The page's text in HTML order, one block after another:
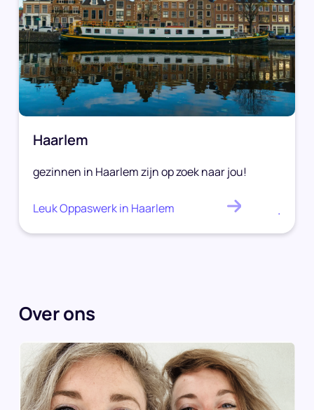
Haarlem
gezinnen in Haarlem zijn op zoek naar jou!
Leuk Oppaswerk in Haarlem .
Over ons